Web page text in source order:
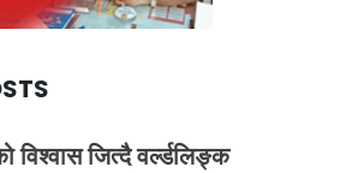
विश्वास जित्दै वर्ल्डलिङ्क